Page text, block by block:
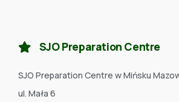
SJO Preparation Centre
SJO Preparation Centre w Mińsku
ul. Mała 6